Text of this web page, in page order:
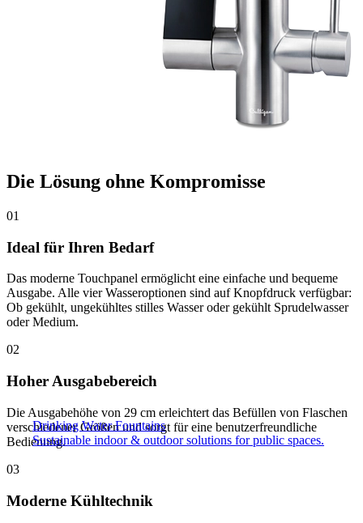
Drinking Water Fountains
Sustainable indoor & outdoor solutions for public spaces.
Die Lösung ohne Kompromisse
01
Ideal für Ihren Bedarf
Das moderne Touchpanel ermöglicht eine einfache und bequeme
Ausgabe. Alle vier Wasseroptionen sind auf Knopfdruck verfügbar:
Ob gekühlt, ungekühltes stilles Wasser oder gekühlt Sprudelwasser
oder Medium.
02
Hoher Ausgabebereich
Die Ausgabehöhe von 29 cm erleichtert das Befüllen von Flaschen
verschiedener Größen und sorgt für eine benutzerfreundliche
Bedienung.
03
Moderne Kühltechnik